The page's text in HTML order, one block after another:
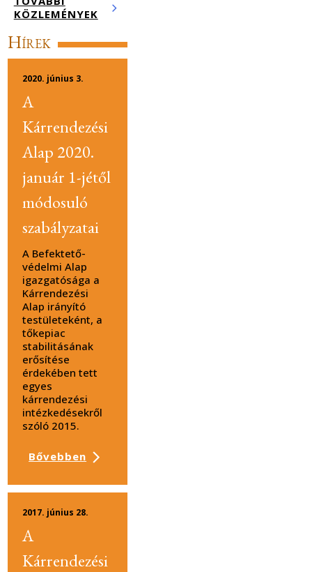
KÖZLEMÉNYEK
Hírek
A
Kárrendezési
Alap 2020.
január 1-jétől
módosuló
szabályzatai
2020. június 3.
A Befektető-
védelmi Alap
igazgatósága a
Kárrendezési
Alap irányító
testületeként, a
tőkepiac
stabilitásának
erősítése
érdekében tett
egyes
kárrendezési
intézkedésekről
szóló 2015.
Bővebben
A
Kárrendezési
2017. június 28.